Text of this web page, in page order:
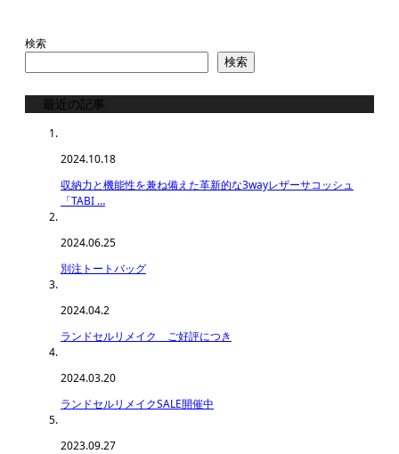
検索
検索
最近の記事
2024.10.18
収納力と機能性を兼ね備えた革新的な3wayレザーサコッシュ
「TABI …
2024.06.25
別注トートバッグ
2024.04.2
ランドセルリメイク ご好評につき
2024.03.20
ランドセルリメイクSALE開催中
2023.09.27